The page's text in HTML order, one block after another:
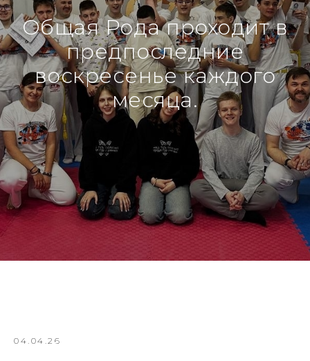
Общая Рода проходит в
предпоследние
воскресенье каждого
месяца.
04.04.26